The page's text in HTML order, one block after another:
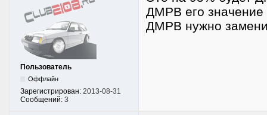
Пользователь
Оффлайн
Зарегистрирован: 2013-08-31
Сообщений: 3
ДМРВ его
ДМРВ нужно